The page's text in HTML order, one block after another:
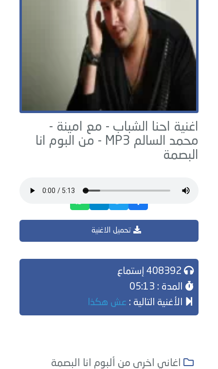
اغنية احنا الشباب - مع امينة -
محمد السالم
انا
البصمة
تحميل الاغنية
المدة : 05:13
الأغنية التالية : عش هكذا
اغاني اخرى من ألبوم انا البصمة